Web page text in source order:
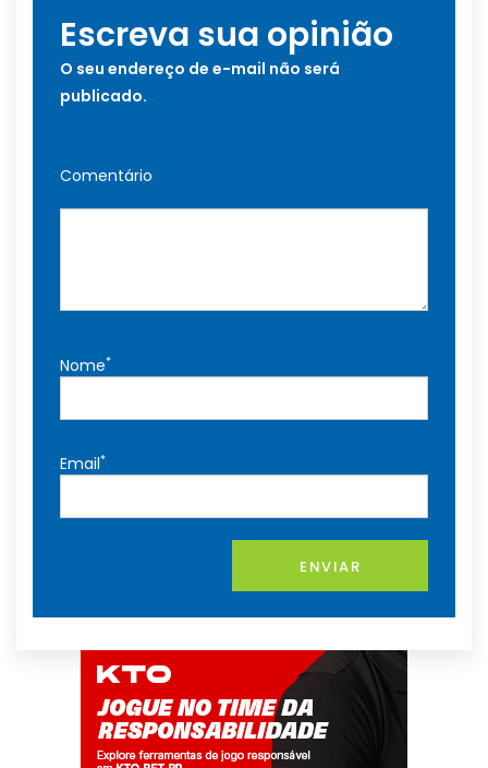
Escreva sua opinião
O seu endereço de e-mail não será
publicado.
Comentário
Nome*
Email*
ENVIAR